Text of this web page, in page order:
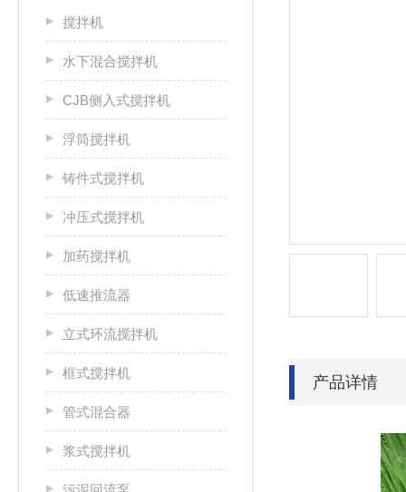
搅拌机
水下混合搅拌机
CJB侧入式搅拌机
浮筒搅拌机
铸件式搅拌机
冲压式搅拌机
加药搅拌机
低速推流器
立式环流搅拌机
框式搅拌机
管式混合器
浆式搅拌机
产品详情